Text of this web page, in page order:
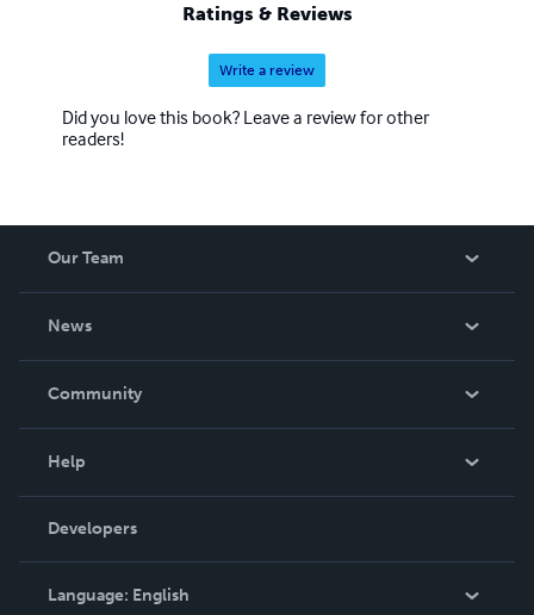
Ratings & Reviews
Write a review
Did you love this book? Leave a review for other
readers!
Our Team
News
In The News
Community
Podcast
Help
Order Lookup
Knowledge Base
Contact Support
Developers
Language: English